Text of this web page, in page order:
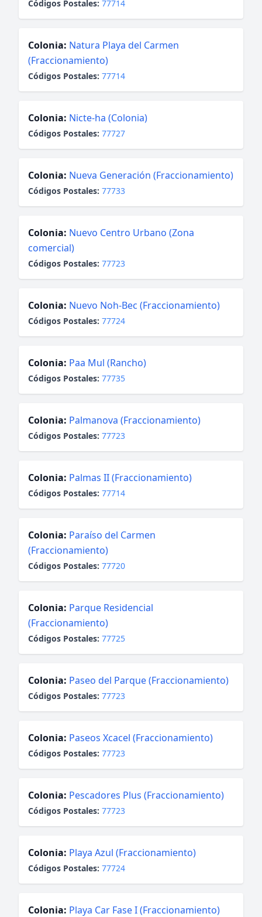
Códigos Postales: 77714
Colonia: Natura Playa del Carmen
(Fraccionamiento)
Códigos Postales: 77714
Colonia: Nicte-ha (Colonia)
Códigos Postales: 77727
Colonia: Nueva Generación (Fraccionamiento)
Códigos Postales: 77733
Colonia: Nuevo Centro Urbano (Zona
comercial)
Códigos Postales: 77723
Colonia: Nuevo Noh-Bec (Fraccionamiento)
Códigos Postales: 77724
Colonia: Paa Mul (Rancho)
Códigos Postales: 77735
Colonia: Palmanova (Fraccionamiento)
Códigos Postales: 77723
Colonia: Palmas II (Fraccionamiento)
Códigos Postales: 77714
Colonia: Paraíso del Carmen
(Fraccionamiento)
Códigos Postales: 77720
Colonia: Parque Residencial
(Fraccionamiento)
Códigos Postales: 77725
Colonia: Paseo del Parque (Fraccionamiento)
Códigos Postales: 77723
Colonia: Paseos Xcacel (Fraccionamiento)
Códigos Postales: 77723
Colonia: Pescadores Plus (Fraccionamiento)
Códigos Postales: 77723
Colonia: Playa Azul (Fraccionamiento)
Códigos Postales: 77724
Colonia: Playa Car Fase I (Fraccionamiento)